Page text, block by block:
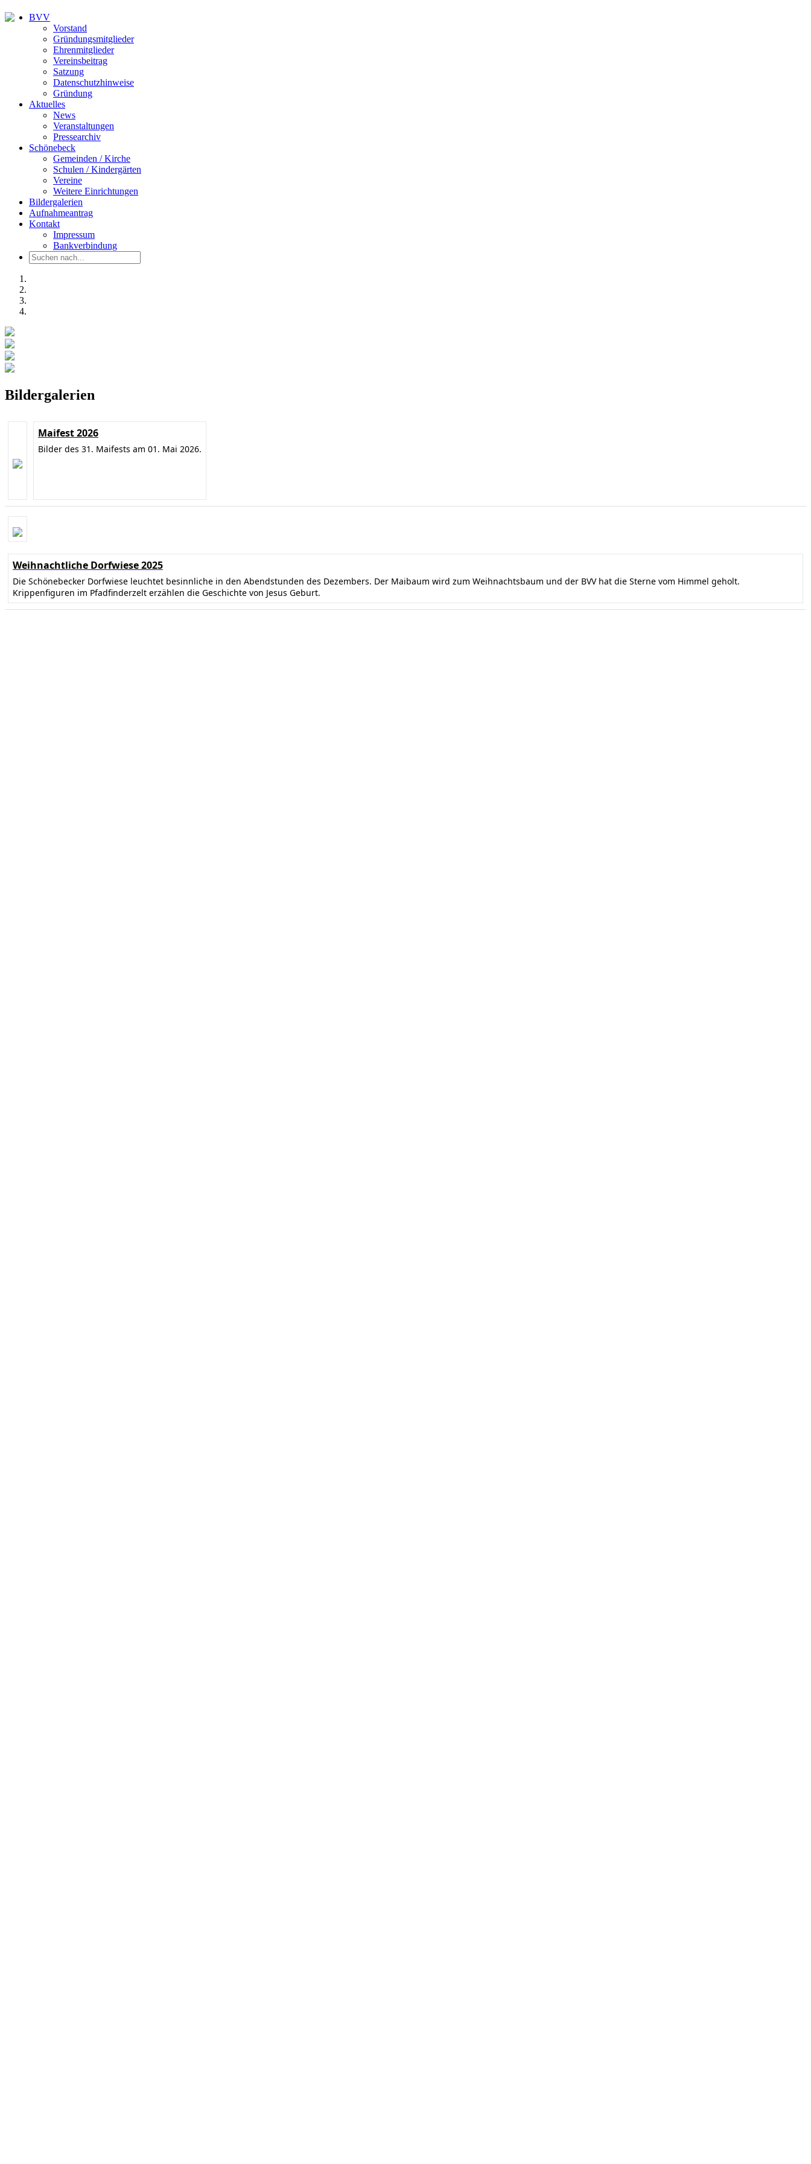
BVV
Vorstand
Gründungsmitglieder
Ehrenmitglieder
Vereinsbeitrag
Satzung
Datenschutzhinweise
Gründung
Aktuelles
News
Veranstaltungen
Pressearchiv
Schönebeck
Gemeinden / Kirche
Schulen / Kindergärten
Vereine
Weitere Einrichtungen
Bildergalerien
Aufnahmeantrag
Kontakt
Impressum
Bankverbindung
Bildergalerien
Maifest 2026
Bilder des 31. Maifests am 01. Mai 2026.
Weihnachtliche Dorfwiese 2025
Die Schönebecker Dorfwiese leuchtet besinnliche in den Abendstunden des Dezembers. Der Maibaum wird zum Weihnachtsbaum und der BVV hat die Sterne vom Himmel geholt.
Krippenfiguren im Pfadfinderzelt erzählen die Geschichte von Jesus Geburt.